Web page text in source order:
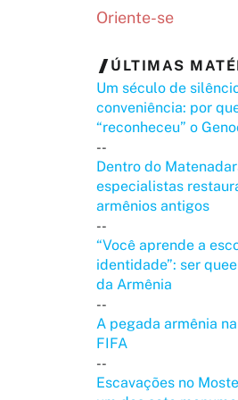
Oriente-se
ÚLTIMAS
Um século de
conveniência: por
“reconheceu” o
--
Dentro do
especialistas
armênios antigos
--
“Você aprende a
identidade”: ser
da Armênia
--
A pegada armênia
FIFA
--
Escavações no